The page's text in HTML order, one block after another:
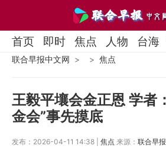
首页 即时 焦点 人物 台海
联合早报中文网 焦点
王毅平壤会金正恩 学者
金会”事先摸底
发布：2026-04-11 14:38 | 焦点 来源： 联合早